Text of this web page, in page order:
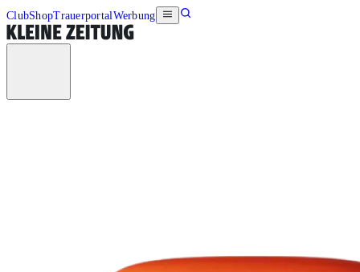
ClubShopTrauerportalWerbung